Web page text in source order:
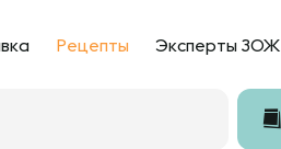
Рецепты Эксперты ЗОЖ